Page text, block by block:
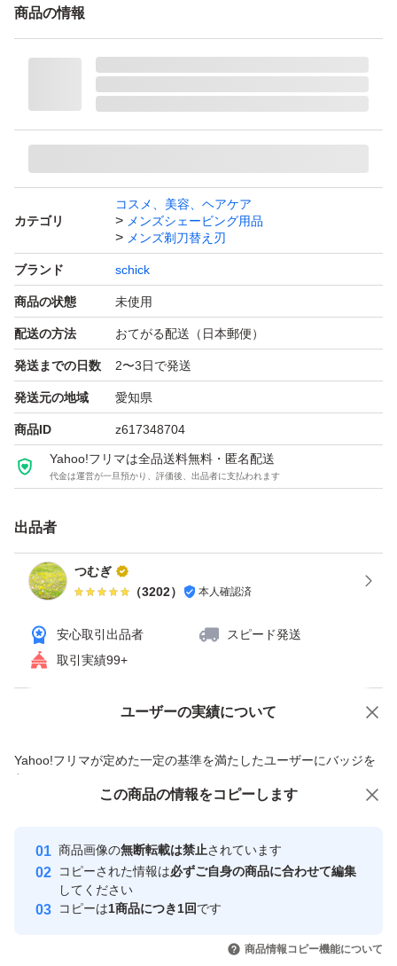
商品の情報
カテゴリ
コスメ、美容、ヘアケア
メンズシェービング用品
メンズ剃刀替え刃
ブランド schick
商品の状態 未使用
配送の方法 おてがる配送（日本郵便）
発送までの日数 2〜3日で発送
発送元の地域 愛知県
商品ID z617348704
Yahoo!フリマは全品送料無料・匿名配送
代金は運営が一旦預かり、評価後、出品者に支払われます
出品者
つむぎ
（3202） 本人確認済
安心取引出品者
スピード発送
取引実績99+
ユーザーの実績について
Yahoo!フリマが定めた一定の基準を満たしたユーザーにバッジを
付与しています
安心取引出品者
心・安全なユーザーです
取引実績
引を完了させた実績があります
価格の相談 商品への質問
この商品の情報をコピーします
商品画像の無断転載は禁止されています
コピーされた情報は必ずご自身の商品に合わせて編集
してください
コピーは1商品につき1回です
商品情報コピー機能について
この商品をみている人にオススメ